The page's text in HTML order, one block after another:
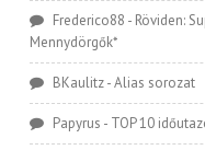
Frederico88 - Röviden:
Mennydörgők*
BKaulitz-Alias sorozat
Papyrus - TOP 10